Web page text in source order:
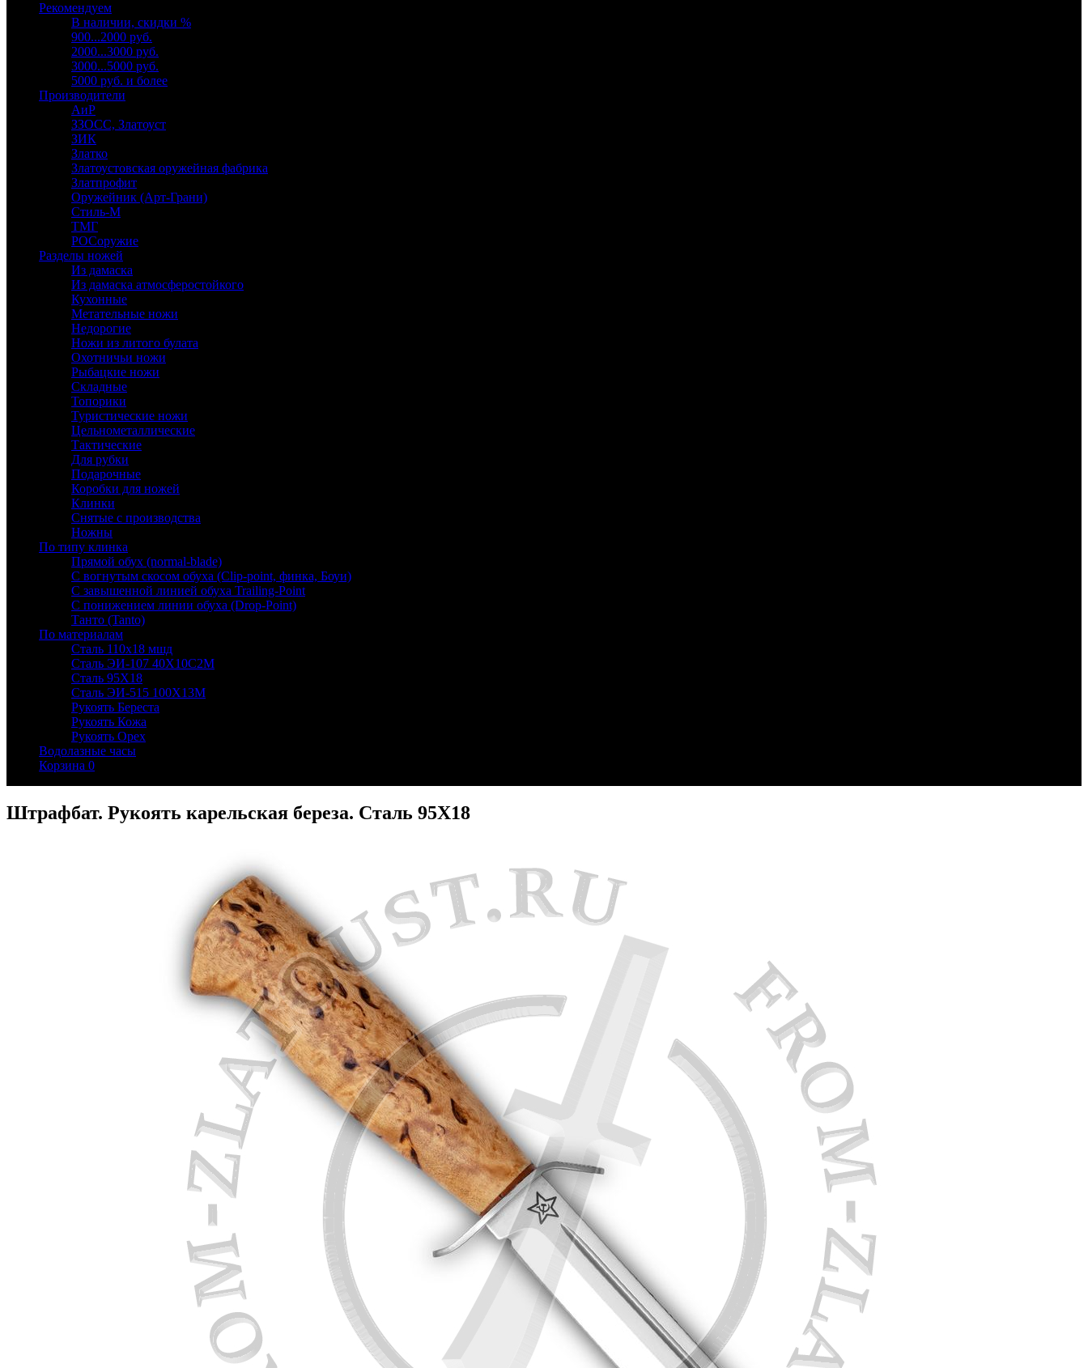
Рекомендуем
В наличии, скидки %
900...2000 руб.
2000...3000 руб.
3000...5000 руб.
5000 руб. и более
Производители
АиР
ЗЗОСС, Златоуст
ЗИК
Златко
Златоустовская оружейная фабрика
Златпрофит
Оружейник (Арт-Грани)
Стиль-М
ТМГ
РОСоружие
Разделы ножей
Из дамаска
Из дамаска атмосферостойкого
Кухонные
Метательные ножи
Недорогие
Ножи из литого булата
Охотничьи ножи
Рыбацкие ножи
Складные
Топорики
Туристические ножи
Цельнометаллические
Тактические
Для рубки
Подарочные
Коробки для ножей
Клинки
Снятые с производства
Ножны
По типу клинка
Прямой обух (normal-blade)
С вогнутым скосом обуха (Clip-point, финка, Боуи)
С завышенной линией обуха Trailing-Point
С понижением линии обуха (Drop-Point)
Танто (Tanto)
По материалам
Сталь 110х18 мшд
Сталь ЭИ-107 40Х10С2М
Сталь 95Х18
Сталь ЭИ-515 100Х13М
Рукоять Береста
Рукоять Кожа
Рукоять Орех
Водолазные часы
Корзина 0
Штрафбат. Рукоять карельская береза. Сталь 95Х18